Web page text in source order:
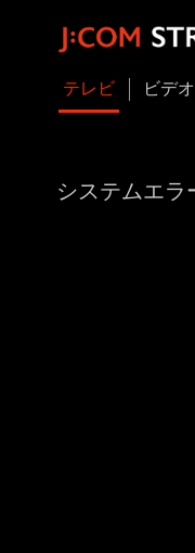
テレビ ビデオ
システムエ